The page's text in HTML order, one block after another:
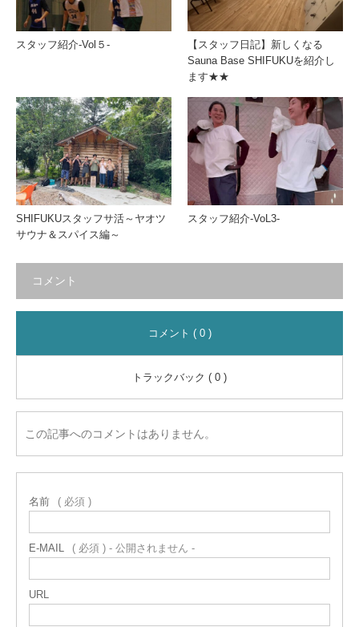
スタッフ紹介-Vol５-
【スタッフ日記】新しくなる
Sauna Base SHIFUKUを紹介し
ます★★
SHIFUKUスタッフサ活～ヤオツ
サウナ＆スパイス編～
スタッフ紹介-VoL3-
コメント
コメント ( 0 )
トラックバック ( 0 )
この記事へのコメントはありません。
名前 ( 必須 )
E-MAIL ( 必須 ) - 公開されません -
URL